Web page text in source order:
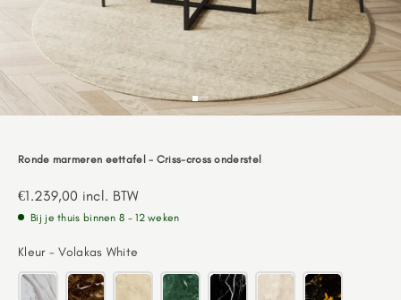
Go to item 1
Go to item 2
Go to item 3
Ronde marmeren eettafel - Criss-cross onderstel
Aanbiedingsprijs
€1.239,00 incl. BTW
Bij je thuis binnen 8 - 12 weken
Kleur - Volakas White